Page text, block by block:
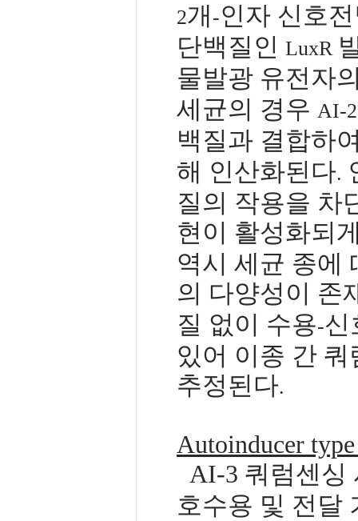
2개-인자 신호
단백질인 LuxR
물발광 유전자
세균의 경우 AI-2
백질과 결합하
해 인산화된다.
질의 작용을 차
현이 활성화되
역시 세균 종에
의 다양성이 존
질 없이 수용-신
있어 이종 간
추정된다.
Autoinducer
AI-3 쿼럼센싱
호수용 및 전달